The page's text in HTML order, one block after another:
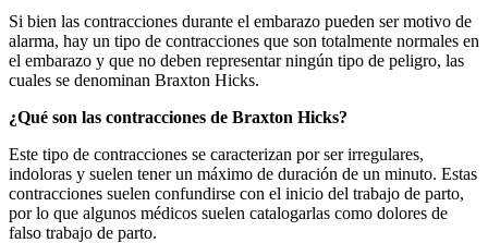
Si bien las contracciones durante el embarazo pueden ser motivo de
alarma, hay un tipo de contracciones que son totalmente normales en
el embarazo y que no deben representar ningún tipo de peligro, las
cuales se denominan Braxton Hicks.
¿Qué son las contracciones de Braxton Hicks?
Este tipo de contracciones se caracterizan por ser irregulares,
indoloras y suelen tener un máximo de duración de un minuto. Estas
contracciones suelen confundirse con el inicio del trabajo de parto,
por lo que algunos médicos suelen catalogarlas como dolores de
falso trabajo de parto.